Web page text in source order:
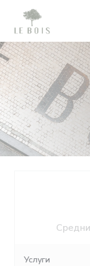
Панель управления
Услуги